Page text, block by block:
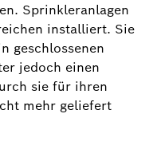
Sprinkleranlagen
installiert. Sie
geschlossenen
jedoch einen
sie für ihren
mehr geliefert